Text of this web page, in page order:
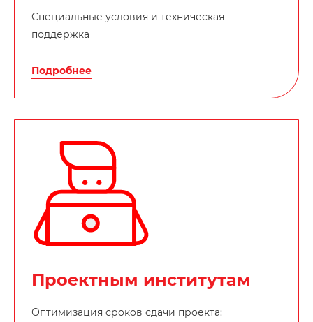
Специальные условия и техническая
поддержка
Подробнее
Проектным институтам
Оптимизация сроков сдачи проекта: